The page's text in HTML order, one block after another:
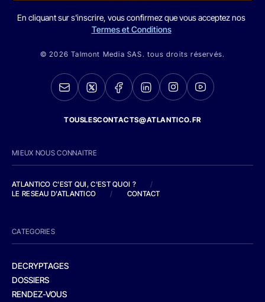
En cliquant sur s'inscrire, vous confirmez que vous acceptez nos
Termes et Conditions
© 2026 Talmont Media SAS. tous droits réservés.
TOUSLESCONTACTS@ATLANTICO.FR
MIEUX NOUS CONNAITRE
ATLANTICO C'EST QUI, C'EST QUOI ?
/
LE RESEAU D'ATLANTICO
/ CONTACT
CATEGORIES
DECRYPTAGES
DOSSIERS
RENDEZ-VOUS